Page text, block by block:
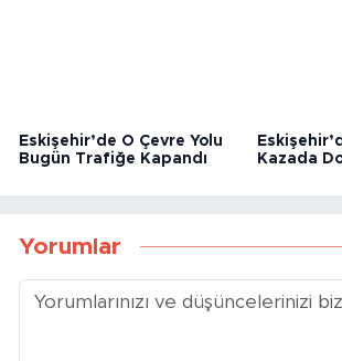
Eskişehir’de O Çevre Yolu
Bugün Trafiğe Kapandı
Kazada
Yorumlar